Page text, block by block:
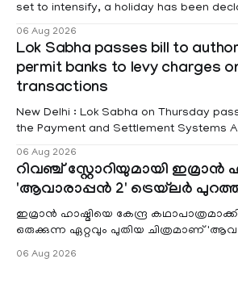
set to intensify, a holiday has been
Kottayam, Wayanad and Kasaragod
red alert remains in place on Thursday
Pathanamtitta
06 Aug 2026
Lok Sabha passes bill to
permit banks to levy charges
transactions
New Delhi : Lok Sabha on Thursday
the Payment and Settlement Systems
service providers to levy charges on
unified payments interface (UPI) and
electronic payment
06 Aug 2026
റിവഞ്ച് സ്റ്റോറിയുമായി ഇമ്രാൻ
'ആവാരാപ്പൻ 2' ട്രെയ്‌ലർ
ഇമ്രാൻ ഹാഷ്മിയെ കേന്ദ്ര
ഒരുക്കുന്ന ഏറ്റവും പുതിയ ചിത്രമാണ്
06 Aug 2026